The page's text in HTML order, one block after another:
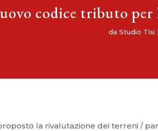
codice tributo per
da Studio Tisi |
la rivalutazione dei terreni /